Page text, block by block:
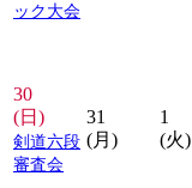
ック大会
30
(日)
剣道六段
審査会
31
(月)
1
(火)